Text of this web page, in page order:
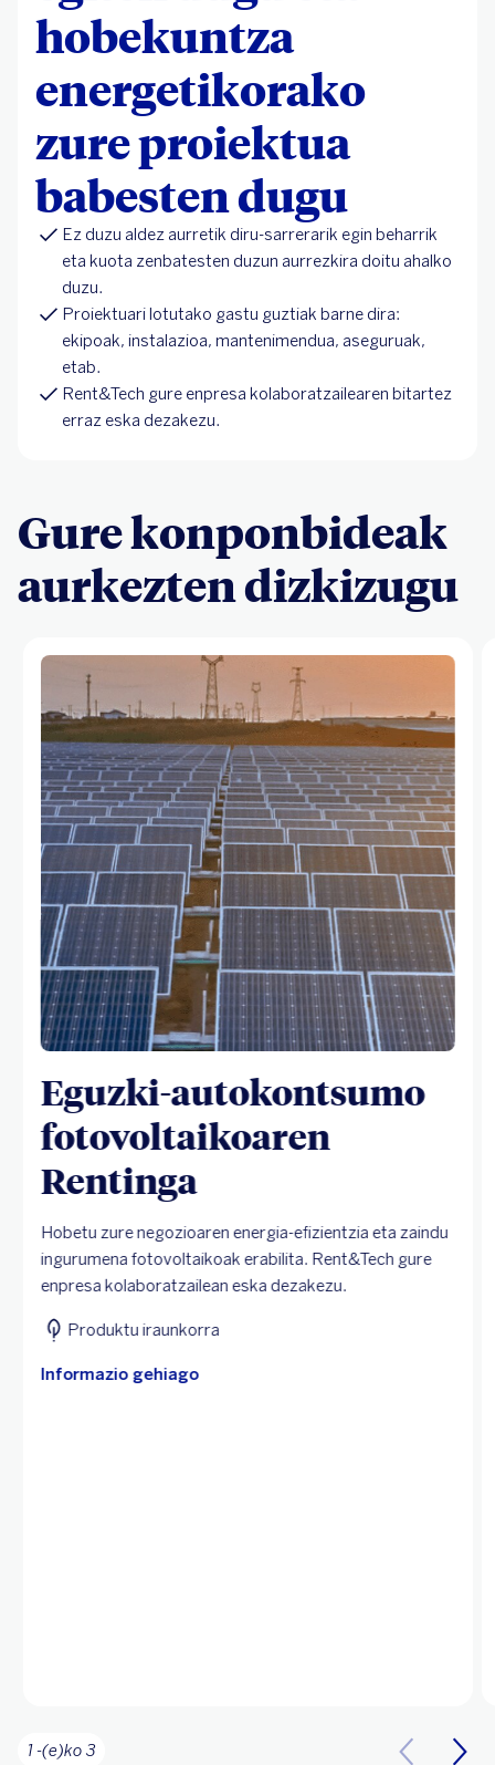
hobekuntza
energetikorako
zure proiektua
babesten dugu
Ez duzu aldez aurretik diru-sarrerarik egin beharrik
eta kuota zenbatesten duzun aurrezkira doitu ahalko
duzu.
Proiektuari lotutako gastu guztiak barne dira:
ekipoak, instalazioa, mantenimendua, aseguruak,
etab.
Rent&Tech gure enpresa kolaboratzailearen bitartez
erraz eska dezakezu.
Gure konponbideak
aurkezten dizkizugu
Eguzki-autokontsumo
fotovoltaikoaren
Rentinga
Hobetu zure negozioaren energia-efizientzia eta zaindu
ingurumena fotovoltaikoak erabilita. Rent&Tech gure
enpresa kolaboratzailean eska dezakezu.
Produktu iraunkorra
Informazio gehiago
1 -(e)ko 3